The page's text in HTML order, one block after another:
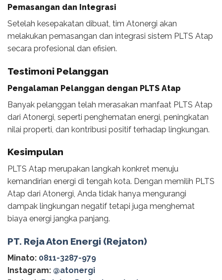
Pemasangan dan Integrasi
Setelah kesepakatan dibuat, tim Atonergi akan
melakukan pemasangan dan integrasi sistem PLTS Atap
secara profesional dan efisien.
Testimoni Pelanggan
Pengalaman Pelanggan dengan PLTS Atap
Banyak pelanggan telah merasakan manfaat PLTS Atap
dari Atonergi, seperti penghematan energi, peningkatan
nilai properti, dan kontribusi positif terhadap lingkungan.
Kesimpulan
PLTS Atap merupakan langkah konkret menuju
kemandirian energi di tengah kota. Dengan memilih PLTS
Atap dari Atonergi, Anda tidak hanya mengurangi
dampak lingkungan negatif tetapi juga menghemat
biaya energi jangka panjang.
PT. Reja Aton Energi (Rejaton)
Minato: 0811-3287-979
Instagram: @‌atonergi